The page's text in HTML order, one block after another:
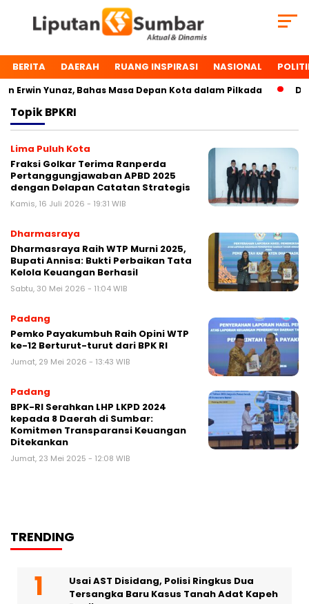
BERITA DAERAH RUANG INSPIRASI NASIONAL
Yunaz, Bahas Masa Depan Kota dalam Pilkada
TopikBPKRI
Lima Puluh Kota
Fraksi Golkar Terima Ranperda
Pertanggungjawaban APBD 2025
dengan Delapan Catatan Strategis
Kamis, 16 Juli 2026 - 19:31 WIB
Dharmasraya
Dharmasraya Raih WTP Murni 2025,
Bupati Annisa: Bukti Perbaikan Tata
Kelola Keuangan Berhasil
Sabtu, 30 Mei 2026 - 11:04 WIB
Padang
Pemko Payakumbuh Raih Opini WTP
ke-12 Berturut-turut dari BPK RI
Jumat, 29 Mei 2026 - 13:43 WIB
Padang
BPK-RI Serahkan LHP LKPD 2024
kepada 8 Daerah di Sumbar:
Komitmen Transparansi Keuangan
Ditekankan
Jumat, 23 Mei 2025 - 12:08 WIB
TRENDING
Usai AST Disidang, Polisi Ringkus Dua
Tersangka Baru Kasus Tanah Adat Kapeh